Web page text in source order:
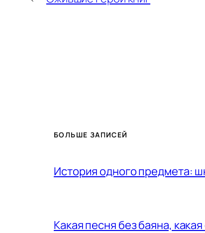
БОЛЬШЕ ЗАПИСЕЙ
История одного предмета:
Какая песня без баяна,